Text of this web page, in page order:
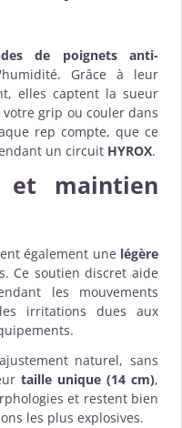
de poignets anti-
Grâce à leur
elles captent la sueur
grip ou couler dans
rep compte, que ce
un circuit HYROX.
et maintien
également une légère
Ce soutien discret aide
les mouvements
irritations dues aux
naturel, sans
taille unique (14 cm),
et restent bien
les plus explosives.